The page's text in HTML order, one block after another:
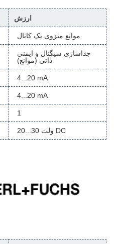
ارزش
موانع منزوی یک کانال
جداسازی سیگنال و ایمنی
ذاتی (موانع)
4...20 mA
4...20 mA
1
20...30 ولت DC